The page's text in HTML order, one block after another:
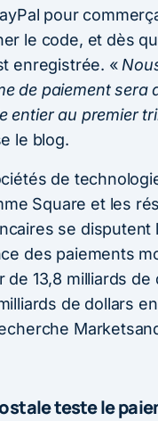
pour
le code, et dès
enregistrée. «
de paiement sera
entier au premier
le blog.
de
Square et les
se disputent
des paiements
de 13,8 milliards de
de dollars
teste le